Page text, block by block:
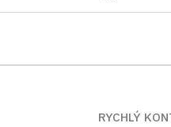
RYCHLÝ